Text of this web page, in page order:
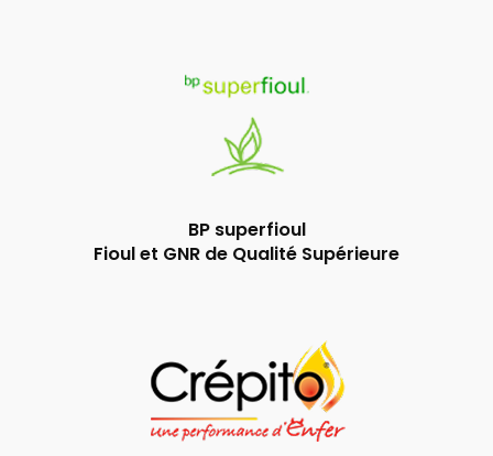
BP superfioul
Fioul et GNR de Qualité Supérieure